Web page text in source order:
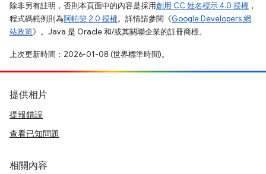
除非另有註明，否則本頁面中的內容是採用創用 CC 姓名標示 4.0 授權 ，
程式碼範例則為阿帕契 2.0 授權。詳情請參閱《Google Developers 網
站政策》。Java 是 Oracle 和/或其關聯企業的註冊商標。
上次更新時間：2026-01-08 (世界標準時間)。
提供相片
提報錯誤
查看已知問題
相關內容